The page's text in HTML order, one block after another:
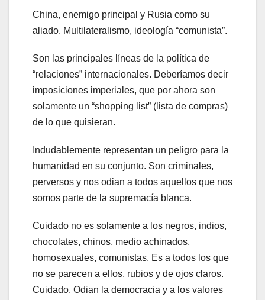
China, enemigo principal y Rusia como su
aliado. Multilateralismo, ideología “comunista”.
Son las principales líneas de la política de
“relaciones” internacionales. Deberíamos decir
imposiciones imperiales, que por ahora son
solamente un “shopping list” (lista de compras)
de lo que quisieran.
Indudablemente representan un peligro para la
humanidad en su conjunto. Son criminales,
perversos y nos odian a todos aquellos que nos
somos parte de la supremacía blanca.
Cuidado no es solamente a los negros, indios,
chocolates, chinos, medio achinados,
homosexuales, comunistas. Es a todos los que
no se parecen a ellos, rubios y de ojos claros.
Cuidado. Odian la democracia y a los valores